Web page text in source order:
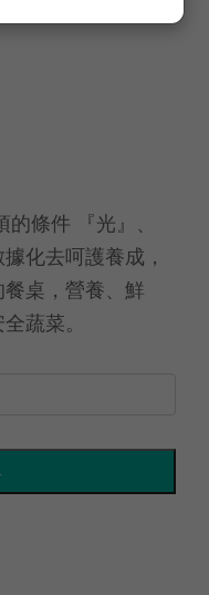
條件 『光』、
化去呵護養成，
桌，營養、鮮
蔬菜。